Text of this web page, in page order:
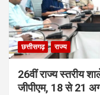
छत्तीसगढ़ राज्य
26वीं राज्य स्तरीय
जीपीएम, 18 से 21